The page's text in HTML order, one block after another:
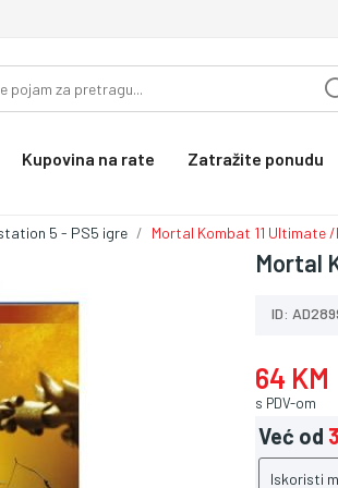
Kupovina na rate Zatražite ponudu
5 - PS5 igre Mortal Kombat 11 Ultimate
Mortal
ID:
64 KM
s PDV-om
Već od
Iskoristi